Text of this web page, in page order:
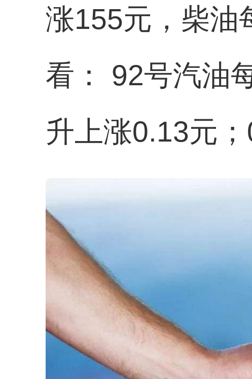
涨155元，柴油
看： 92号汽油
升上涨0.13元